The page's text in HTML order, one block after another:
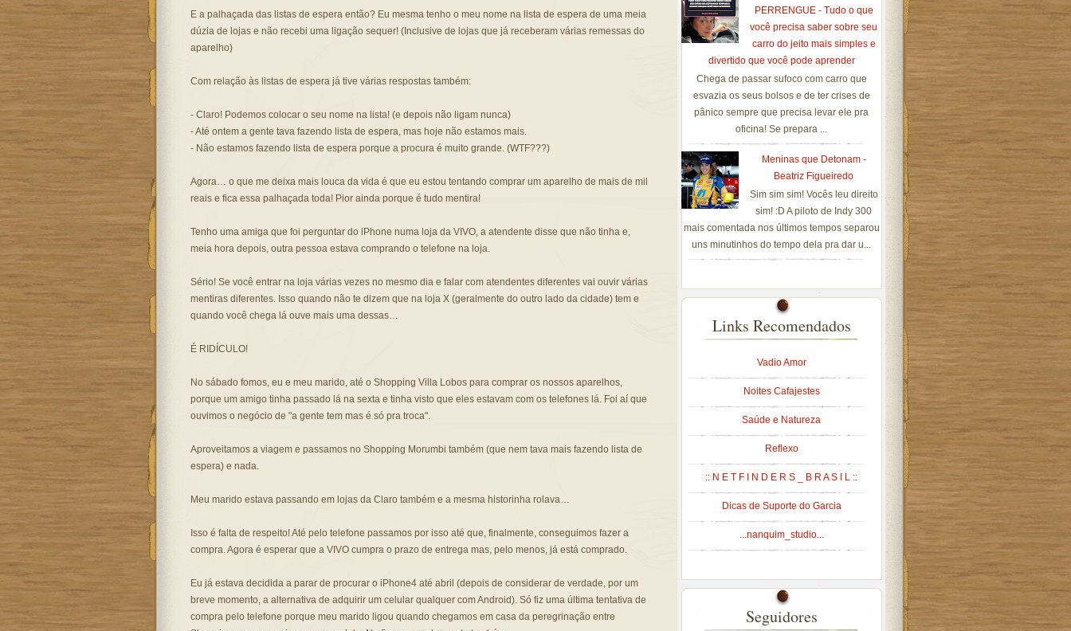
E a palhaçada das listas de espera então? Eu mesma tenho o meu nome na lista de espera de uma meia
dúzia de lojas e não recebi uma ligação sequer! (Inclusive de lojas que já receberam várias remessas do
aparelho)
Com relação às listas de espera já tive várias respostas também:
- Claro! Podemos colocar o seu nome na lista! (e depois não ligam nunca)
- Até ontem a gente tava fazendo lista de espera, mas hoje não estamos mais.
- Não estamos fazendo lista de espera porque a procura é muito grande. (WTF???)
Agora… o que me deixa mais louca da vida é que eu estou tentando comprar um aparelho de mais de mil
reais e fica essa palhaçada toda! Pior ainda porque é tudo mentira!
Tenho uma amiga que foi perguntar do iPhone numa loja da VIVO, a atendente disse que não tinha e,
meia hora depois, outra pessoa estava comprando o telefone na loja.
Sério! Se você entrar na loja várias vezes no mesmo dia e falar com atendentes diferentes vai ouvir várias
mentiras diferentes. Isso quando não te dizem que na loja X (geralmente do outro lado da cidade) tem e
quando você chega lá ouve mais uma dessas…
É RIDÍCULO!
No sábado fomos, eu e meu marido, até o Shopping Villa Lobos para comprar os nossos aparelhos,
porque um amigo tinha passado lá na sexta e tinha visto que eles estavam com os telefones lá. Foi aí que
ouvimos o negócio de "a gente tem mas é só pra troca".
Aproveitamos a viagem e passamos no Shopping Morumbi também (que nem tava mais fazendo lista de
espera) e nada.
Meu marido estava passando em lojas da Claro também e a mesma historinha rolava…
Isso é falta de respeito! Até pelo telefone passamos por isso até que, finalmente, conseguimos fazer a
compra. Agora é esperar que a VIVO cumpra o prazo de entrega mas, pelo menos, já está comprado.
Eu já estava decidida a parar de procurar o iPhone4 até abril (depois de considerar de verdade, por um
breve momento, a alternativa de adquirir um celular qualquer com Android). Só fiz uma última tentativa de
compra pelo telefone porque meu marido ligou quando chegamos em casa da peregrinação entre
PERRENGUE - Tudo o que
você precisa saber sobre seu
carro do jeito mais simples e
divertido que você pode aprender
Chega de passar sufoco com carro que
esvazia os seus bolsos e de ter crises de
pânico sempre que precisa levar ele pra
oficina! Se prepara ...
Meninas que Detonam -
Beatriz Figueiredo
Sim sim sim! Vocês leu direito
sim! :D A piloto de Indy 300
mais comentada nos últimos tempos separou
uns minutinhos do tempo dela pra dar u...
Links Recomendados
Vadio Amor
Noites Cafajestes
Saúde e Natureza
Reflexo
:: N E T F I N D E R S _ B R A S I L ::
Dicas de Suporte do Garcia
...nanquim_studio...
Seguidores